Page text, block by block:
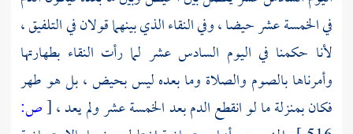
في الخمسة عشر حيضا ، وفي النقاء الذي بينهما قولان في التلفيق ،
لأنا حكمنا في اليوم السادس عشر لما رأت النقاء بطهارتها
وأمرناها بالصوم والصلاة وما بعده ليس بحيض ، بل هو طهر
فكان بمنزلة ما لو انقطع الدم بعد الخمسة عشر ولم يعد ،[ص: